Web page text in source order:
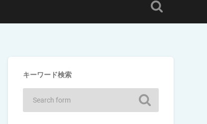
キーワード検索